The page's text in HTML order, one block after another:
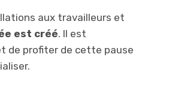
aux travailleurs et
est créé. Il est
de profiter de cette pause